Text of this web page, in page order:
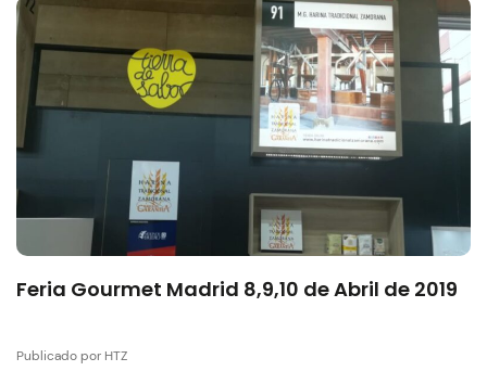
Feria Gourmet Madrid 8,9,10 de Abril de 2019
Publicado por HTZ